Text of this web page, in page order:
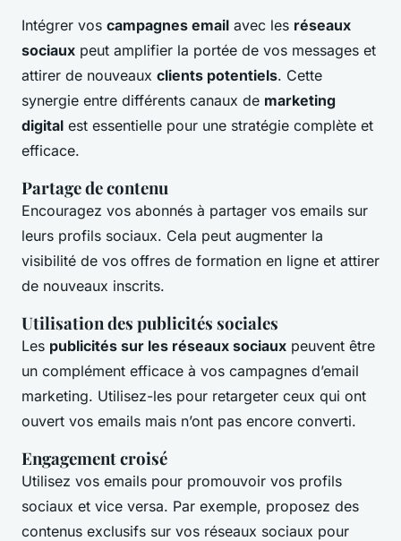
Intégrer vos campagnes email avec les réseaux
sociaux peut amplifier la portée de vos messages et
attirer de nouveaux clients potentiels. Cette
synergie entre différents canaux de marketing
digital est essentielle pour une stratégie complète et
efficace.
Partage de contenu
Encouragez vos abonnés à partager vos emails sur
leurs profils sociaux. Cela peut augmenter la
visibilité de vos offres de formation en ligne et attirer
de nouveaux inscrits.
Utilisation des publicités sociales
Les publicités sur les réseaux sociaux peuvent être
un complément efficace à vos campagnes d’email
marketing. Utilisez-les pour retargeter ceux qui ont
ouvert vos emails mais n’ont pas encore converti.
Engagement croisé
Utilisez vos emails pour promouvoir vos profils
sociaux et vice versa. Par exemple, proposez des
contenus exclusifs sur vos réseaux sociaux pour